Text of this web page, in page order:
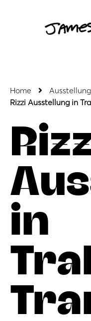
Home
Rizzi Ausstellung in
in